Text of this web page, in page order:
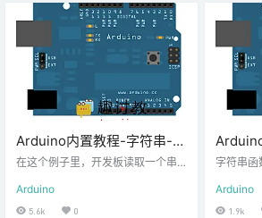
TART位： 它有点表示串行通信已启
动且始终为低电平。 Data bits包：
数据位可以是5到9位的包。通常我
们使用8位数据包，它总是在STAR
Arduino内置教程-字符串-字
符串转换成整数
在这个例子里，开发板读取一个串
如果字符是数字，就把字符串转换
成数字。一旦你更新代码到你的开
Arduino
5.6k 0
字符串
字符串
它允许你
找一个特
Arduino
1.9k